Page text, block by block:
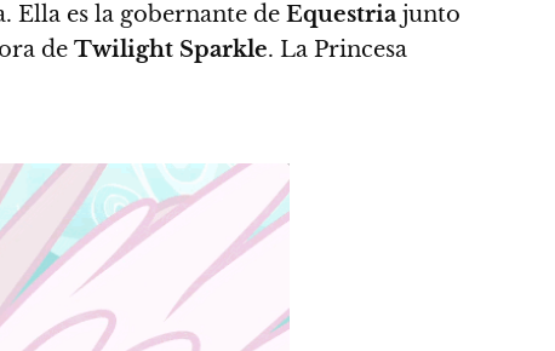
Ella es la gobernante de Equestria junto
de Twilight Sparkle. La Princesa